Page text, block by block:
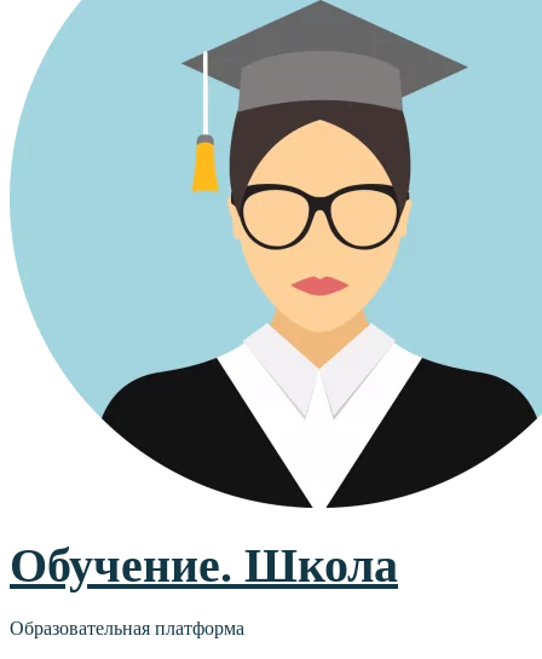
Обучение. Школа
Образовательная платформа